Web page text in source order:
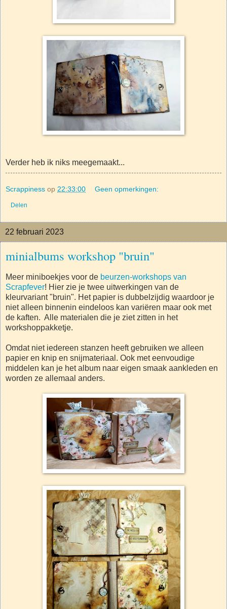
Verder heb ik niks meegemaakt...
Scrappiness op 22:33:00 Geen opmerkingen:
Delen
22 februari 2023
minialbums workshop "bruin"
Meer miniboekjes voor de beurzen-workshops van
Scrapfever! Hier zie je twee uitwerkingen van de
kleurvariant "bruin". Het papier is dubbelzijdig waardoor je
niet alleen binnenin eindeloos kan variëren maar ook met
de kaften. Alle materialen die je ziet zitten in het
workshoppakketje.
Omdat niet iedereen stanzen heeft gebruiken we alleen
papier en knip en snijmateriaal. Ook met eenvoudige
middelen kan je het album naar eigen smaak aankleden en
worden ze allemaal anders.